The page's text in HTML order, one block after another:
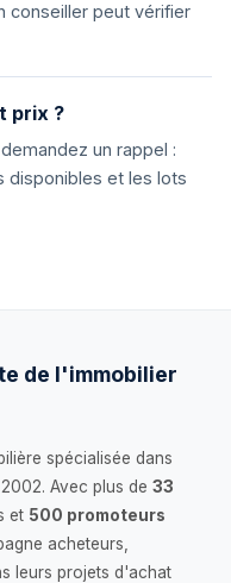
conseiller peut vérifier
prix ?
un rappel :
disponibles et les lots
de l'immobilier
spécialisée dans
Avec plus de 33
et 500 promoteurs
acheteurs,
leurs projets d'achat